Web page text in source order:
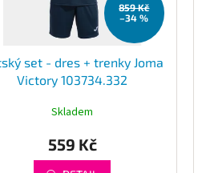
859 Kč
–34 %
set - dres + trenky Joma
Victory 103734.332
Skladem
559 Kč